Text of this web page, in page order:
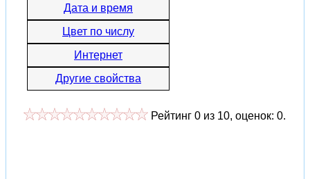
Дата и время
Цвет по числу
Интернет
Другие свойства
Рейтинг 0 из 10, оценок: 0.